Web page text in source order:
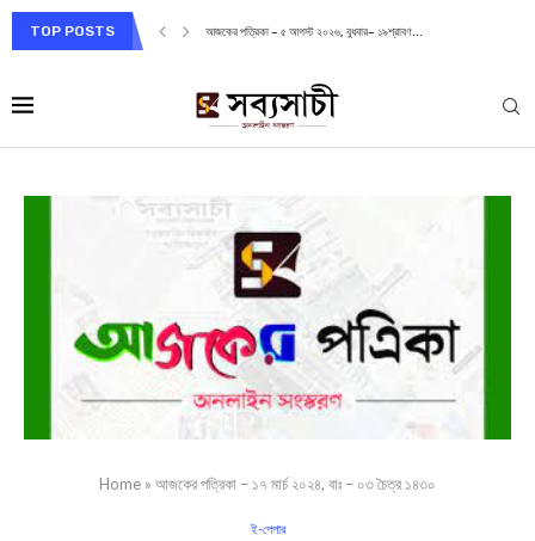
TOP POSTS আজকের পত্রিকা – ৫ আগস্ট ২০২৬, বুধবার– ১৯শ্রাবণ...
Home » আজকের পত্রিকা – ১৭ মার্চ ২০২৪, বাঃ – ০৩ চৈত্র ১৪৩০
ই-পেপার